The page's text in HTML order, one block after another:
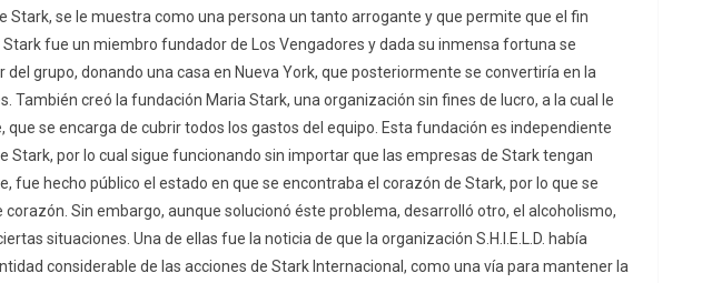
Stark, se le muestra como una persona un tanto arrogante y que permite que el fin
fue un miembro fundador de Los Vengadores y dada su inmensa fortuna se
grupo, donando una casa en Nueva York, que posteriormente se convertiría en la
También creó la fundación Maria Stark, una organización sin fines de lucro, a la cual le
que se encarga de cubrir todos los gastos del equipo. Esta fundación es independiente
Stark, por lo cual sigue funcionando sin importar que las empresas de Stark tengan
fue hecho público el estado en que se encontraba el corazón de Stark, por lo que se
Sin embargo, aunque solucionó éste problema, desarrolló otro, el alcoholismo,
situaciones. Una de ellas fue la noticia de que la organización S.H.I.E.L.D. había
considerable de las acciones de Stark Internacional, como una vía para mantener la